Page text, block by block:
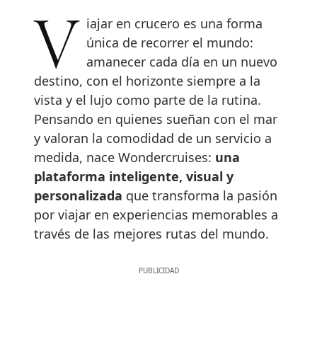
Viajar en crucero es una forma
única de recorrer el mundo:
amanecer cada día en un nuevo
destino, con el horizonte siempre a la
vista y el lujo como parte de la rutina.
Pensando en quienes sueñan con el mar
y valoran la comodidad de un servicio a
medida, nace Wondercruises: una
plataforma inteligente, visual y
personalizada que transforma la pasión
por viajar en experiencias memorables a
través de las mejores rutas del mundo.